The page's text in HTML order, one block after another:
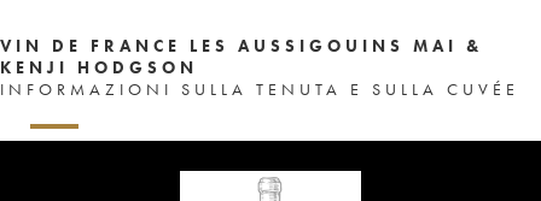
VIN DE FRANCE LES AUSSIGOUINS MAI &
KENJI HODGSON
INFORMAZIONI SULLA TENUTA E SULLA CUVÉE